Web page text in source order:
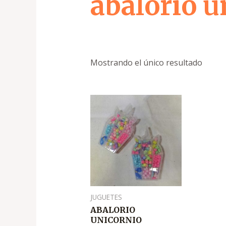
Mostrando el único resultado
JUGUETES
ABALORIO
UNICORNIO